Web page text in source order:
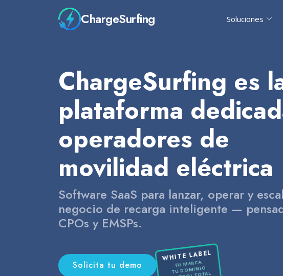
ChargeSurfing Soluciones
ChargeSurfing es
plataforma
operadores de
movilidad eléctrica
Software SaaS para lanzar, operar y
negocio de recarga inteligente —
CPOs y EMSPs.
Solicita tu demo
WHITE LABEL
TU MARCA
TU DOMINIO